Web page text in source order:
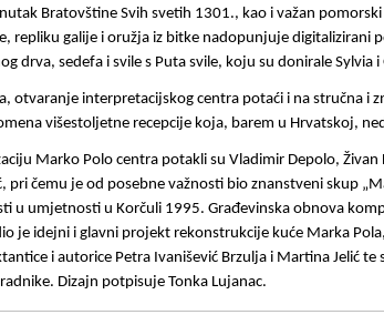
Bratovštine Svih svetih 1301., kao i važan
repliku galije i oružja iz bitke nadopunjuje digitalizirani
drva, sedefa i svile s Puta svile, koju su donirale Sylvia i
otvaranje interpretacijskog centra potaći i na stručna
višestoljetne recepcije koja, barem u Hrvatskoj,
Marko Polo centra potakli su Vladimir Depolo,
pri čemu je od posebne važnosti bio znanstveni skup
u umjetnosti u Korčuli 1995. Građevinska obnova
je idejni i glavni projekt rekonstrukcije kuće Marka
i autorice Petra Ivanišević Brzulja i Martina Jelić
Dizajn potpisuje Tonka Lujanac.